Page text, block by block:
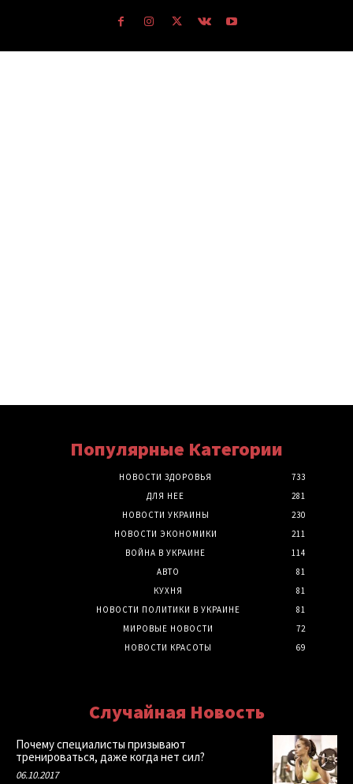
Популярные Категории
НОВОСТИ ЗДОРОВЬЯ
733
ДЛЯ НЕЕ
281
НОВОСТИ УКРАИНЫ
230
НОВОСТИ ЭКОНОМИКИ
211
ВОЙНА В УКРАИНЕ
114
АВТО
81
КУХНЯ
81
НОВОСТИ ПОЛИТИКИ В УКРАИНЕ
81
МИРОВЫЕ НОВОСТИ
72
НОВОСТИ КРАСОТЫ
69
Случайная Новость
Почему специалисты призывают
тренироваться, даже когда нет сил?
06.10.2017